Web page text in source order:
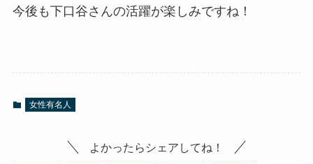
今後も下口谷さんの活躍が楽しみですね！
女性有名人
よかったらシェアしてね！